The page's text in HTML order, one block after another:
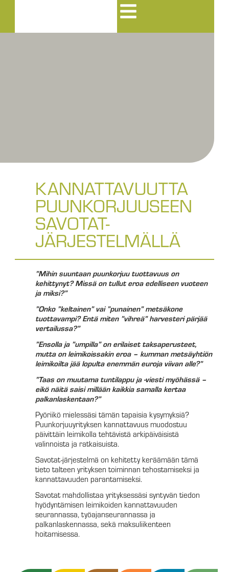
KANNATTAVUUTTA
PUUNKORJUUSEEN
SAVOTAT-
JÄRJESTELMÄLLÄ
”Mihin suuntaan puunkorjuu tuottavuus on
kehittynyt? Missä on tullut eroa edelliseen vuoteen
ja miksi?”
”Onko ”keltainen” vai ”punainen” metsäkone
tuottavampi? Entä miten ”vihreä” harvesteri pärjää
vertailussa?”
”Ensolla ja ”umpilla” on erilaiset taksaperusteet,
mutta on leimikoissakin eroa – kumman metsäyhtiön
leimikoilta jää lopulta enemmän euroja viivan alle?”
”Taas on muutama tuntilappu ja -viesti myöhässä –
eikö näitä saisi millään kaikkia samalla kertaa
palkanlaskentaan?”
Pyöriikö mielessäsi tämän tapaisia kysymyksiä?
Puunkorjuuyrityksen kannattavuus muodostuu
päivittäin leimikolla tehtävistä arkipäiväisistä
valinnoista ja ratkaisuista.
Savotat-järjestelmä on kehitetty keräämään tämä
tieto talteen yrityksen toiminnan tehostamiseksi ja
kannattavuuden parantamiseksi.
Savotat mahdollistaa yrityksessäsi syntyvän tiedon
hyödyntämisen leimikoiden kannattavuuden
seurannassa, työajanseurannassa ja
palkanlaskennassa, sekä maksuliikenteen
hoitamisessa.